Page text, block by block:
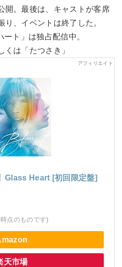
開。最後は、キャストが客席
、イベントは終了した。
ト」は独占配信中。
は「たつさき」
Glass Heart [初回限定盤]
点のものです)
天市場